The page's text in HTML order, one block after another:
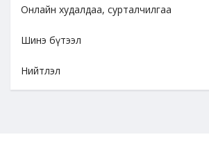
Онлайн худалдаа, сурталчилгаа
Шинэ бүтээл
Нийтлэл